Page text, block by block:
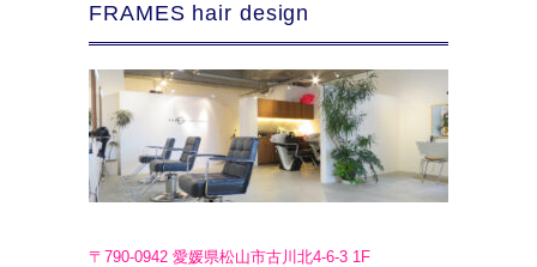
FRAMES hair design
〒790-0942 愛媛県松山市古川北4-6-3 1F